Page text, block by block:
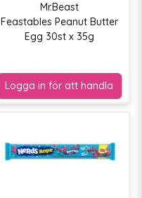
Mr.Beast
Feastables Peanut Butter
Egg 30st x 35g